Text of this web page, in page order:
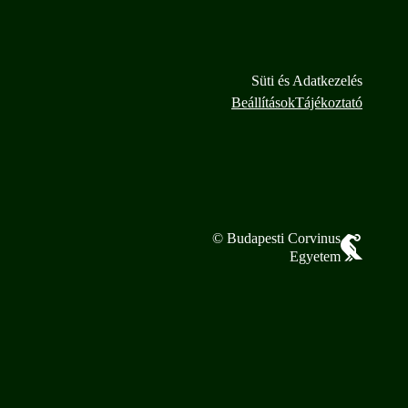
Süti és Adatkezelés
BeállításokTájékoztató
© Budapesti Corvinus
Egyetem